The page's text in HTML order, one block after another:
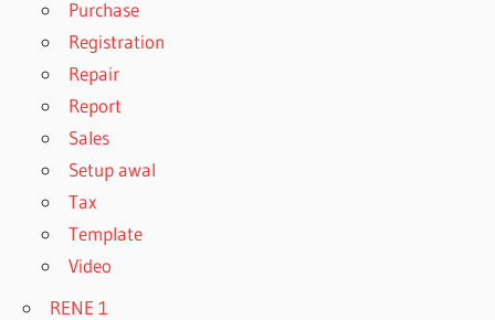
Purchase
Registration
Repair
Report
Sales
Setup awal
Tax
Template
Video
RENE 1